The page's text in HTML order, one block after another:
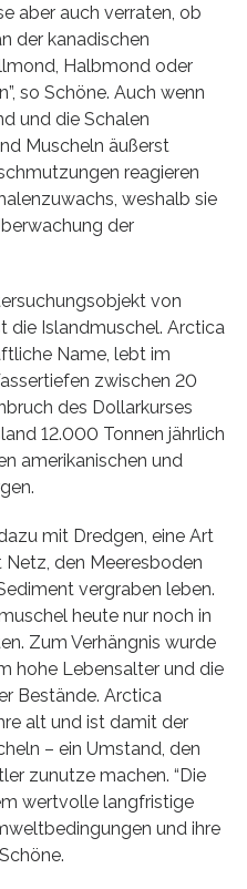
aber auch verraten, ob
der kanadischen
Halbmond oder
so Schöne. Auch wenn
und die Schalen
Muscheln äußerst
reagieren
weshalb sie
der
von
die Islandmuschel. Arctica
Name, lebt im
zwischen 20
des Dollarkurses
12.000 Tonnen jährlich
amerikanischen und
mit Dredgen, eine Art
den Meeresboden
vergraben leben.
heute nur noch in
Zum Verhängnis wurde
hohe Lebensalter und die
Bestände. Arctica
alt und ist damit der
– ein Umstand, den
zunutze machen. “Die
wertvolle langfristige
und ihre